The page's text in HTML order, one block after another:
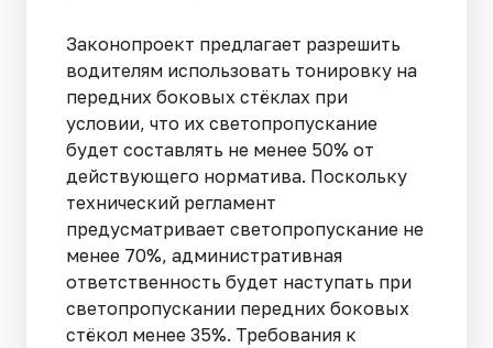
Законопроект предлагает разрешить
водителям использовать тонировку на
передних боковых стёклах при
условии, что их светопропускание
будет составлять не менее 50% от
действующего норматива. Поскольку
технический регламент
предусматривает светопропускание не
менее 70%, административная
ответственность будет наступать при
светопропускании передних боковых
стёкол менее 35%. Требования к